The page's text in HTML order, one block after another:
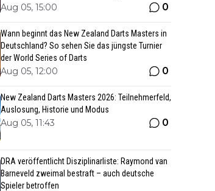
Aug 05, 15:00 0
Wann beginnt das New Zealand Darts Masters in
Deutschland? So sehen Sie das jüngste Turnier
der World Series of Darts
Aug 05, 12:00 0
New Zealand Darts Masters 2026: Teilnehmerfeld,
Auslosung, Historie und Modus
Aug 05, 11:43 0
DRA veröffentlicht Disziplinarliste: Raymond van
Barneveld zweimal bestraft – auch deutsche
Spieler betroffen